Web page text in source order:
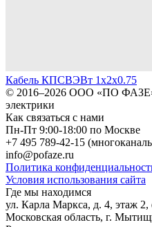
Кабель КПСВЭВт 1х2х0.75
© 2016–2026 ООО «ПО
электрики
Как связаться с нами
Пн-Пт 9:00-18:00 по Москве
+7 495 789-42-15
info@pofaze.ru
Политика
Условия использования сайта
Где мы находимся
ул. Карла Маркса, д. 4, этаж
Московская область, г.